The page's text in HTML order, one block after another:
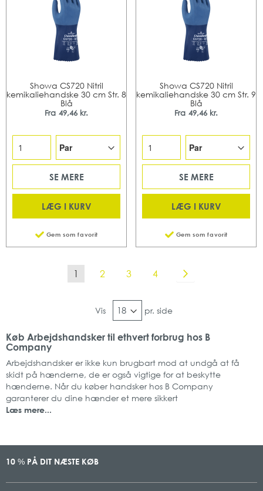
Showa CS720 Nitril
kemikaliehandske 30 cm Str. 8
Blå
Fra 49,46 kr.
SE MERE
LÆG I KURV
Gem som favorit
Showa CS720 Nitril
kemikaliehandske 30 cm Str. 9
Blå
Fra 49,46 kr.
SE MERE
LÆG I KURV
Gem som favorit
SideDu læser i øjeblikket side
1 Side
2 Side
3 Side
4
Vis pr. side
Køb Arbejdshandsker til ethvert forbrug hos B
Company
Arbejdshandsker er ikke kun brugbart mod at undgå at få
skidt på hænderne, de er også vigtige for at beskytte
hænderne. Når du køber handsker hos B Company
garanterer du dine hænder et mere sikkert
Læs mere...
10 % PÅ DIT NÆSTE KØB